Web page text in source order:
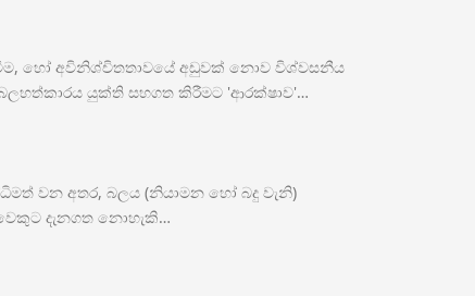
හෝ අවිනිශ්චිතතාවයේ අඩුවක් නොව විශ්වසනීය
යුක්ති සහගත කිරීමට 'ආරක්ෂාව'…
වන අතර, බලය (නියාමන හෝ බදු වැනි)
දැනගත නොහැකි…